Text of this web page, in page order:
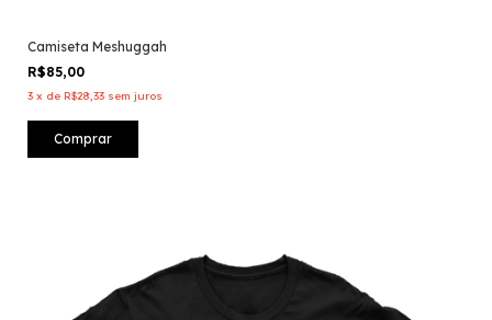
Camiseta Meshuggah
R$85,00
3 x de R$28,33 sem juros
Comprar